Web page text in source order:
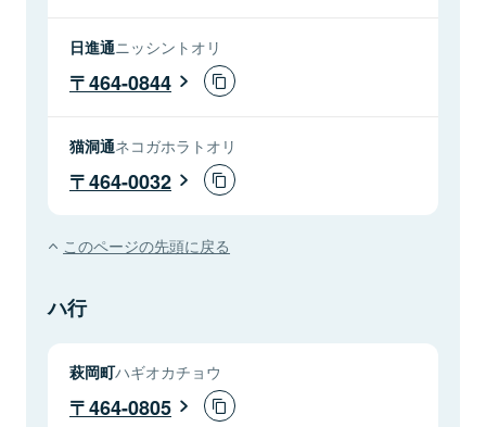
日進通ニッシントオリ
464-0844
猫洞通ネコガホラトオリ
464-0032
このページの先頭に戻る
ハ行
萩岡町ハギオカチョウ
464-0805